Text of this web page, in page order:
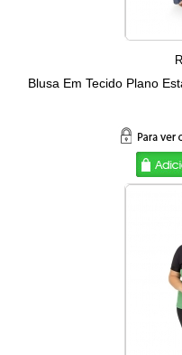
Blusa Em Tecido Plano